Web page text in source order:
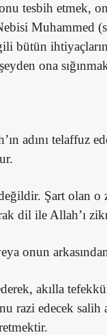
tesbih etmek,
Muhammed
bütün
ona
adını telaffuz
Şart olan o
dil ile Allah’ı
onun arkasından
akılla
razi edecek